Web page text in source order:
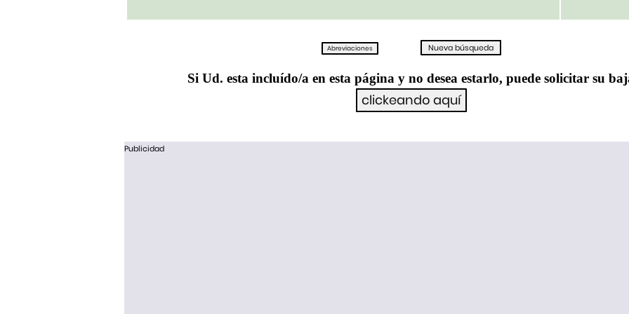
Si Ud. esta incluído/a en esta página y no desea estarlo, puede solicitar su
Publicidad